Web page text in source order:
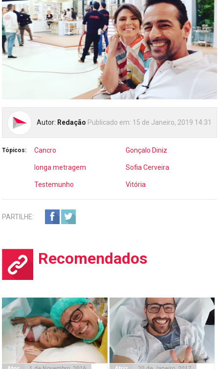
Autor: Redação Publicado em: 15 de Janeiro, 2019 14:31
Tópicos: Cancro Gonçalo Diniz
longa metragem Sofia Cerveira
Testemunho Vitória
PARTILHE:
Recomendados